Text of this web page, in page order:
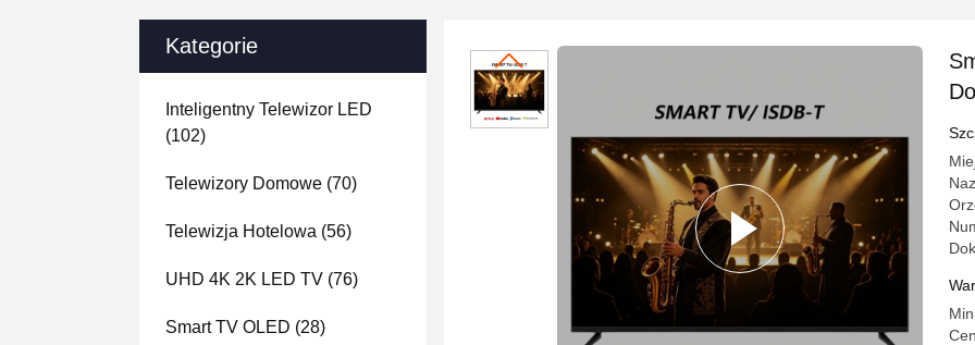
Kategorie
Inteligentny Telewizor LED
(102)
Telewizory Domowe (70)
Telewizja Hotelowa (56)
UHD 4K 2K LED TV (76)
Smart TV OLED (28)